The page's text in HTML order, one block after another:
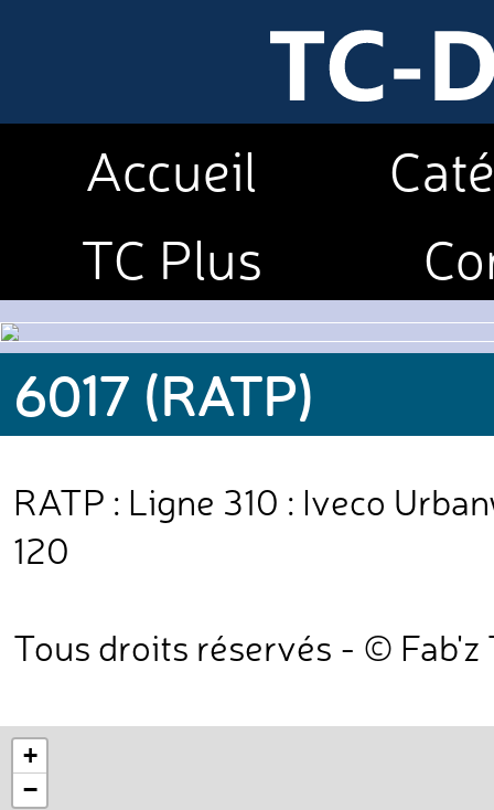
Accueil
TC Plus
6017 (RATP)
RATP : Ligne 310 : Iveco
120
Tous droits réservés - © Fab'z
+
−